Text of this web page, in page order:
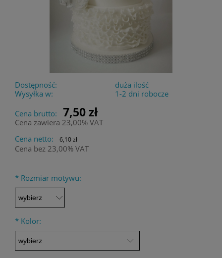
Dostępność:
duża ilość
Wysyłka w:
1-2 dni robocze
Cena brutto:
7,50 zł
Cena zawiera 23,00% VAT
Cena netto:
6,10 zł
Cena bez 23,00% VAT
* Rozmiar motywu:
* Kolor: